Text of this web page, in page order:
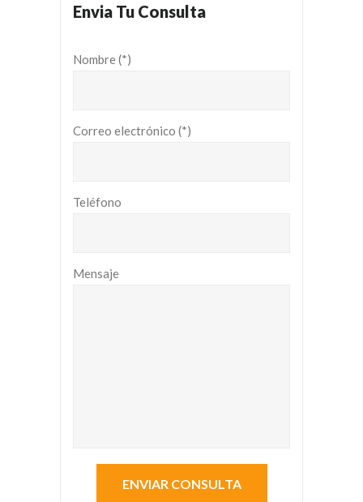
Envia Tu Consulta
Nombre (*)
Correo electrónico (*)
Teléfono
Mensaje